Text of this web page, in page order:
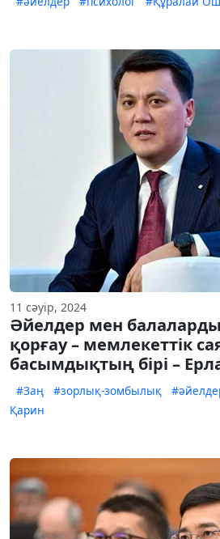
11 сәуір, 2024
Әйелдер мен
қорғау – мемлекеттік
басымдықтың бірі –
#Заң #зорлық-зомбылық
Қарин